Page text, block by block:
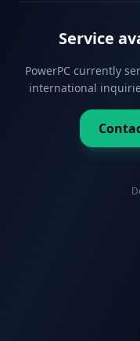
Service
PowerPC currently
international